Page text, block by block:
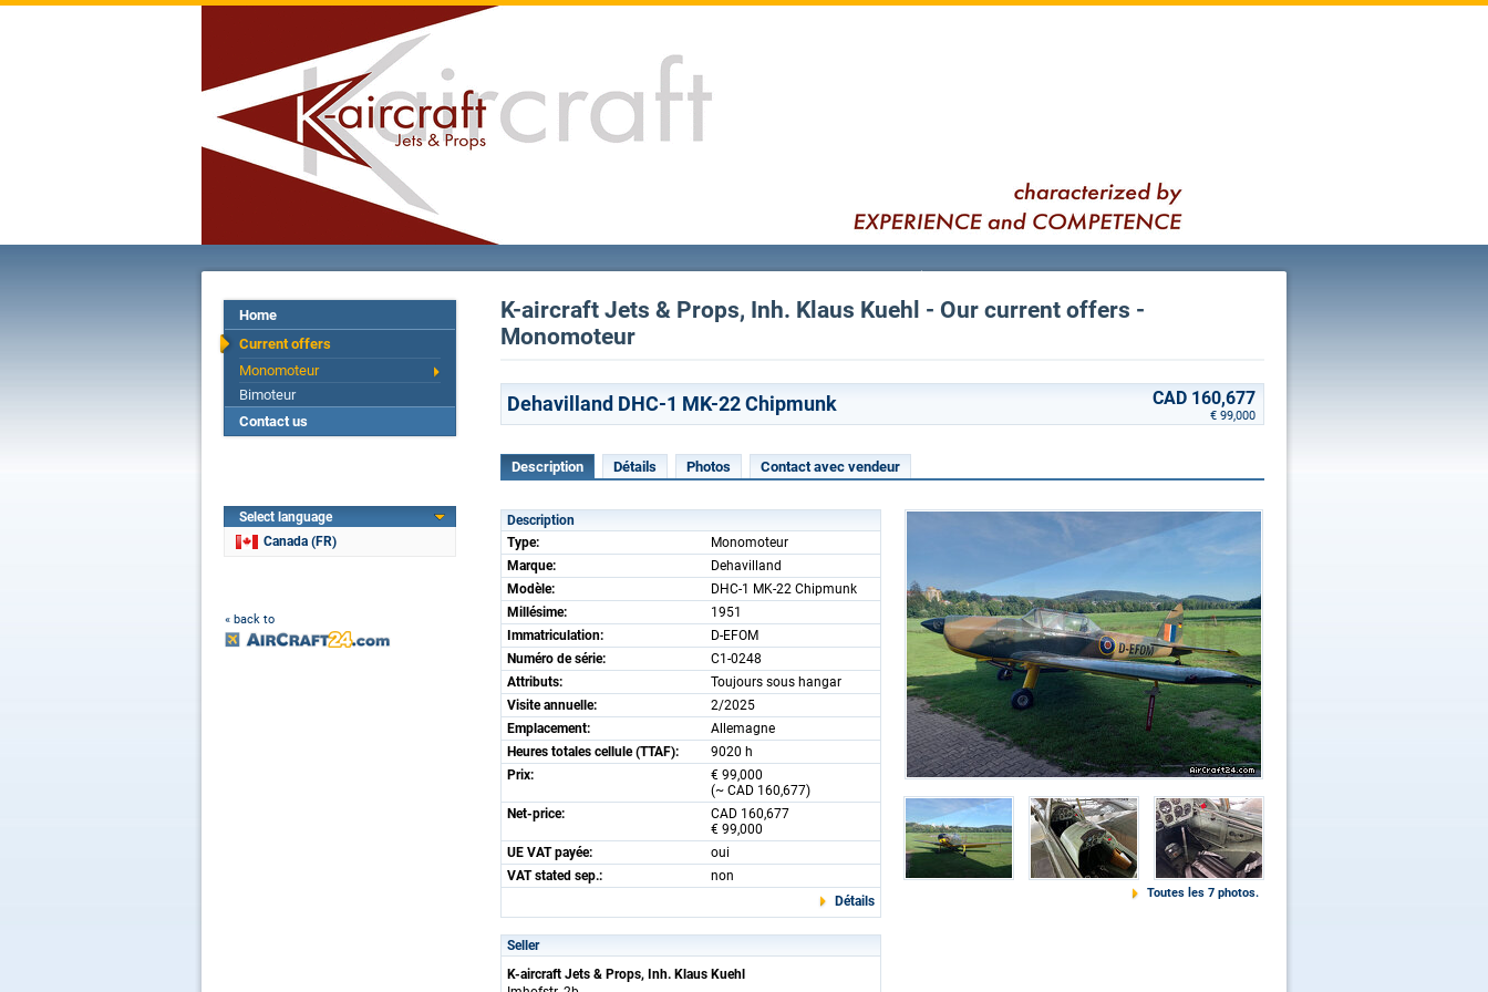
Home
Current offers
Monomoteur
Bimoteur
Contact us
Select language
Canada (FR)
« back to
K-aircraft Jets & Props, Inh. Klaus Kuehl - Our current offers -
Monomoteur
Dehavilland DHC-1 MK-22 Chipmunk CAD 160,677
€ 99,000
Description Détails Photos Contact avec vendeur
Description
Type:
Monomoteur
Marque:
Dehavilland
Modèle:
DHC-1 MK-22 Chipmunk
Millésime:
1951
Immatriculation:
D-EFOM
Numéro de série:
C1-0248
Attributs:
Toujours sous hangar
Visite annuelle:
2/2025
Emplacement:
Allemagne
Heures totales cellule (TTAF):
9020 h
Prix:
€ 99,000
(~ CAD 160,677)
Net-price:
CAD 160,677
€ 99,000
UE VAT payée:
oui
VAT stated sep.:
non
Détails
Seller
K-aircraft Jets & Props, Inh. Klaus Kuehl
Toutes les 7 photos.